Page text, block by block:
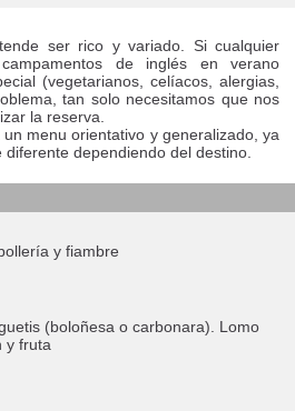
ser rico y variado. Si cualquier
de inglés en verano
(vegetarianos, celíacos, alergias,
tan solo necesitamos que nos
la reserva.
menu orientativo y generalizado, ya
dependiendo del destino.
y fiambre
(boloñesa o carbonara). Lomo
y fruta